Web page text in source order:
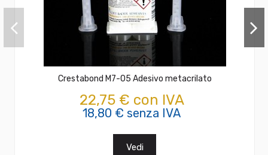
Crestabond M7-05 Adesivo metacrilato
22,75 € con IVA
18,80 € senza IVA
Vedi